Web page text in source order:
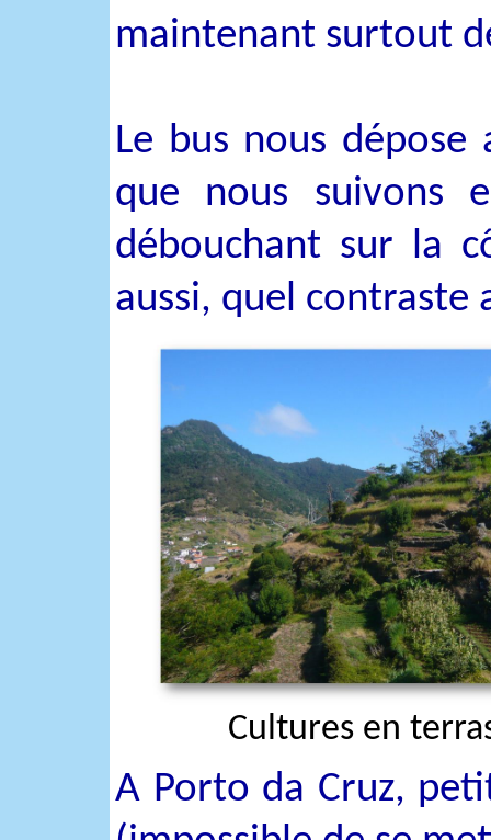
maintenant surtout
Le bus nous
que nous suivons
débouchant sur la
aussi, quel contraste
Cultures en
A Porto da Cruz,